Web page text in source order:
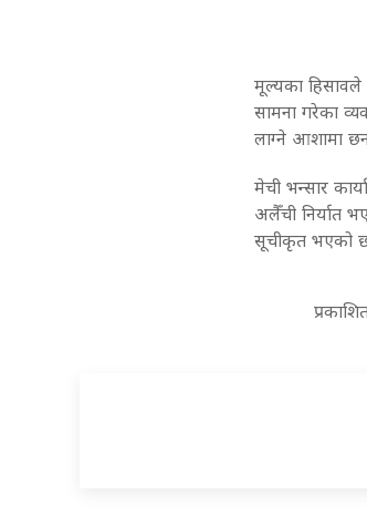
मूल्यका
सामना गरेका
लाग्ने आशामा
मेची भन्सार
अलैँची निर्यात
सूचीकृत भएको